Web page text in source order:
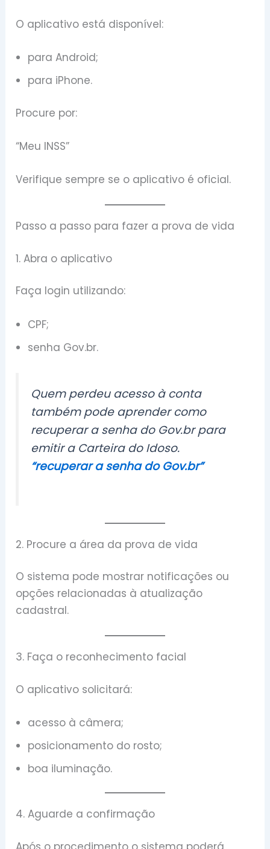
O aplicativo está disponível:
para Android;
para iPhone.
Procure por:
“Meu INSS”
Verifique sempre se o aplicativo é oficial.
Passo a passo para fazer a prova de vida
1. Abra o aplicativo
Faça login utilizando:
CPF;
senha Gov.br.
Quem perdeu acesso à conta
também pode aprender como
recuperar a senha do Gov.br para
emitir a Carteira do Idoso.
“recuperar a senha do Gov.br”
2. Procure a área da prova de vida
O sistema pode mostrar notificações ou
opções relacionadas à atualização
cadastral.
3. Faça o reconhecimento facial
O aplicativo solicitará:
acesso à câmera;
posicionamento do rosto;
boa iluminação.
4. Aguarde a confirmação